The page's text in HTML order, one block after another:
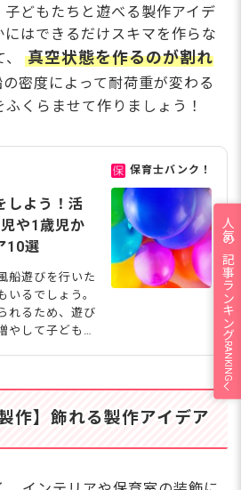
どもたちと遊べる製作アイデ
はできるだけスキマを作らな
真空状態を作るのが割れ
の密度によって耐荷重が変わる
くらませて作りましょう！
しよう！活
や1歳児か
10選
船遊びを行いた
いるでしょう。
れるため、遊び
やして子どもた
stock.ado
保育士バンク！
作】飾れる製作アイデア
人気の記事ランキング
RANKING